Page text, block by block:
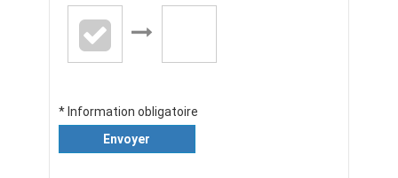
* Information obligatoire
Envoyer